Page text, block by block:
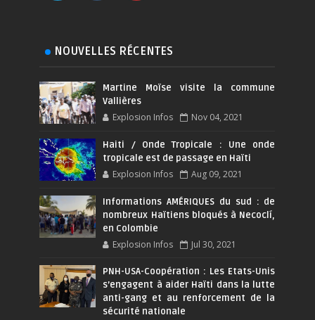
NOUVELLES RÉCENTES
Martine Moïse visite la commune
Vallières
Explosion Infos Nov 04, 2021
Haiti / Onde Tropicale : Une onde
tropicale est de passage en Haïti
Explosion Infos Aug 09, 2021
Informations AMÉRIQUES du sud : de
nombreux Haïtiens bloqués à Necoclí,
en Colombie
Explosion Infos Jul 30, 2021
PNH-USA-Coopération : Les Etats-Unis
s’engagent à aider Haïti dans la lutte
anti-gang et au renforcement de la
sécurité nationale